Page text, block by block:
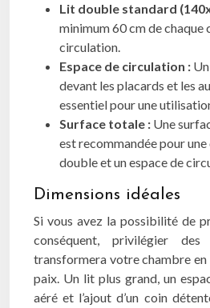
Lit double standard
minimum 60 cm de chaque
circulation.
Espace de circulation :
devant les placards et les
essentiel pour une
Surface totale : Une
est recommandée pour
double et un espace de
Dimensions idéales
Si vous avez la possibilité de
conséquent, privilégier des
transformera votre chambre
paix. Un lit plus grand, un
aéré et l’ajout d’un coin